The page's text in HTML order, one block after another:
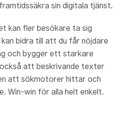
sin digitala tjänst.
kan fler besökare ta sig
bidra till att du får nöjdare
och bygger ett starkare
att beskrivande texter
att sökmotorer hittar och
Win-win för alla helt enkelt.